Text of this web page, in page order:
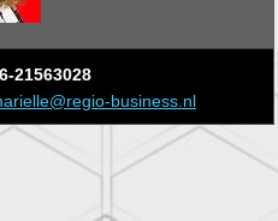
21563028
business.nl